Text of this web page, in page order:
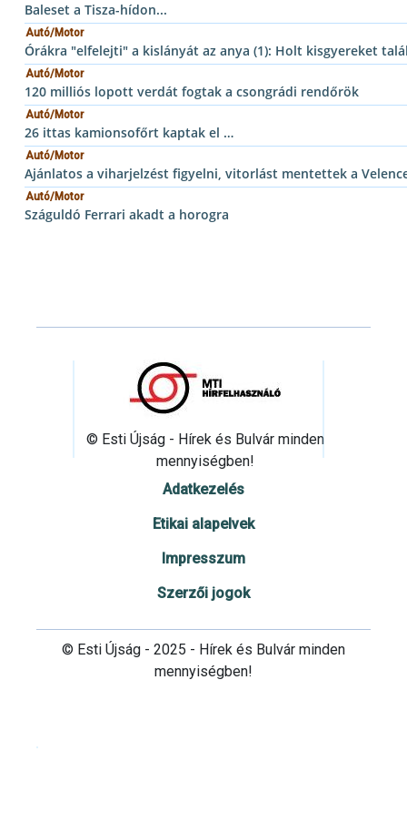
Baleset a Tisza-hídon...
Autó/Motor
Órákra "elfelejti" a kislányát az anya (1): Holt kisgyereket
Autó/Motor
120 milliós lopott verdát fogtak a csongrádi rendőrök
Autó/Motor
26 ittas kamionsofőrt kaptak el …
Autó/Motor
Ajánlatos a viharjelzést figyelni, vitorlást mentettek a
Autó/Motor
Száguldó Ferrari akadt a horogra
© Esti Újság - Hírek és Bulvár minden
mennyiségben!
Adatkezelés
Etikai alapelvek
Impresszum
Szerzői jogok
© Esti Újság - 2025 - Hírek és Bulvár minden
mennyiségben!